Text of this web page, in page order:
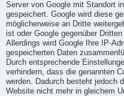
Server von Google mit Standort
gespeichert. Google wird diese
möglicherweise an Dritte
ist oder Google gegenüber
Allerdings wird Google Ihre IP-
gespeicherten Daten
Durch entsprechende
verhindern, dass die genannten
werden. Dadurch besteht jedoch
Website nicht mehr in gleichem